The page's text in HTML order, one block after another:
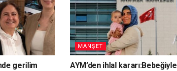
gerilim
MANŞET
AYM’den ihlal kararı:Bebeğiyle